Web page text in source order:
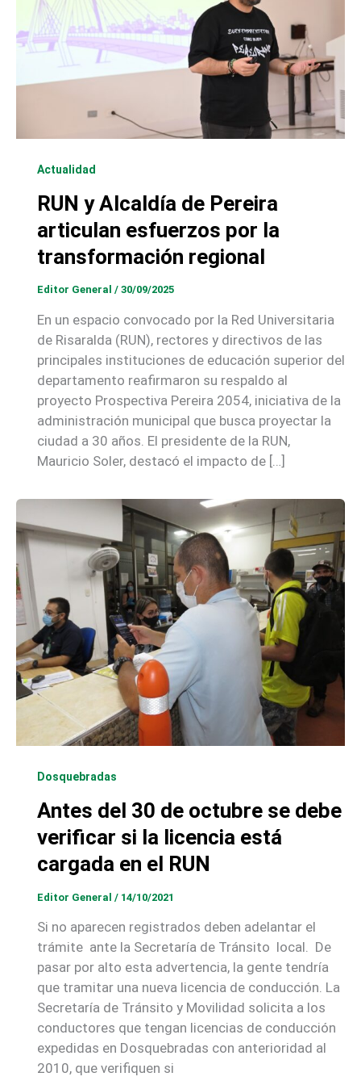
Actualidad
RUN y Alcaldía de Pereira
articulan esfuerzos por la
transformación regional
Editor General / 30/09/2025
En un espacio convocado por la Red Universitaria
de Risaralda (RUN), rectores y directivos de las
principales instituciones de educación superior del
departamento reafirmaron su respaldo al
proyecto Prospectiva Pereira 2054, iniciativa de la
administración municipal que busca proyectar la
ciudad a 30 años. El presidente de la RUN,
Mauricio Soler, destacó el impacto de […]
Dosquebradas
Antes del 30 de octubre se debe
verificar si la licencia está
cargada en el RUN
Editor General / 14/10/2021
Si no aparecen registrados deben adelantar el
trámite ante la Secretaría de Tránsito local. De
pasar por alto esta advertencia, la gente tendría
que tramitar una nueva licencia de conducción. La
Secretaría de Tránsito y Movilidad solicita a los
conductores que tengan licencias de conducción
expedidas en Dosquebradas con anterioridad al
2010, que verifiquen si